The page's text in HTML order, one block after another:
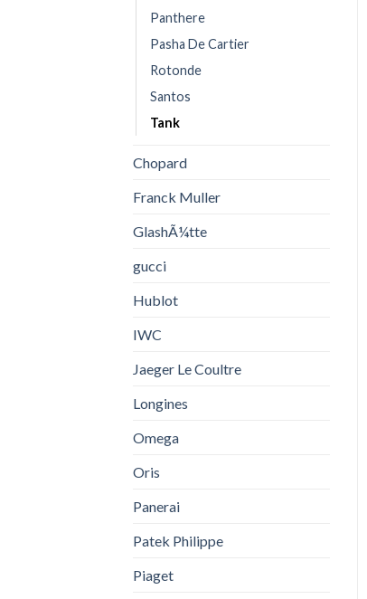
Panthere
Pasha De Cartier
Rotonde
Santos
Tank
Chopard
Franck Muller
GlashÃ¼tte
gucci
Hublot
IWC
Jaeger Le Coultre
Longines
Omega
Oris
Panerai
Patek Philippe
Piaget